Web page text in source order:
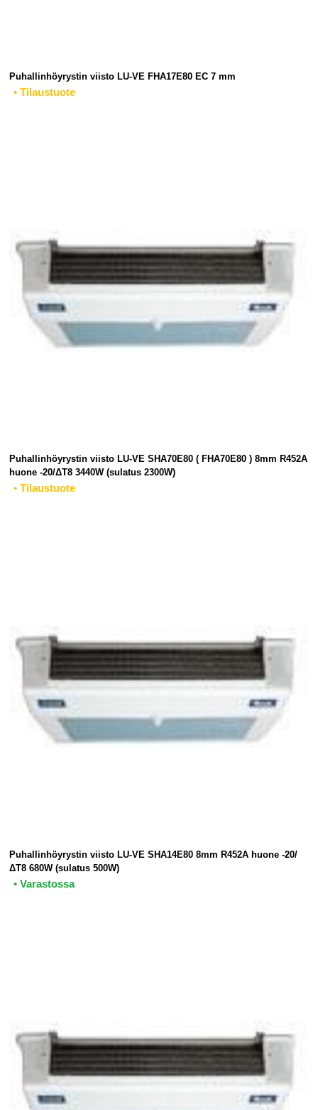
Puhallinhöyrystin viisto LU-VE FHA17E80 EC 7 mm
• Tilaustuote
Puhallinhöyrystin viisto LU-VE SHA70E80 ( FHA70E80 ) 8mm R452A
huone -20/ΔT8 3440W (sulatus 2300W)
• Tilaustuote
Puhallinhöyrystin viisto LU-VE SHA14E80 8mm R452A huone -20/
ΔT8 680W (sulatus 500W)
• Varastossa